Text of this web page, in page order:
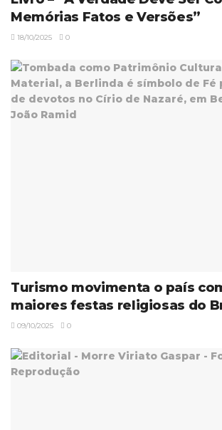
Memórias Fatos e Versões”
18/10/2025 0
Turismo movimenta o país
maiores festas religiosas do
09/10/2025 0